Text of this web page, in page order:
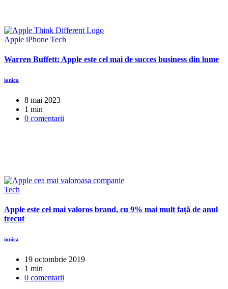
Apple iPhone Tech
Warren Buffett: Apple este cel mai de succes business din lume
ionica
8 mai 2023
1 min
0 comentarii
Tech
Apple este cel mai valoros brand, cu 9% mai mult față de anul
trecut
ionica
19 octombrie 2019
1 min
0 comentarii